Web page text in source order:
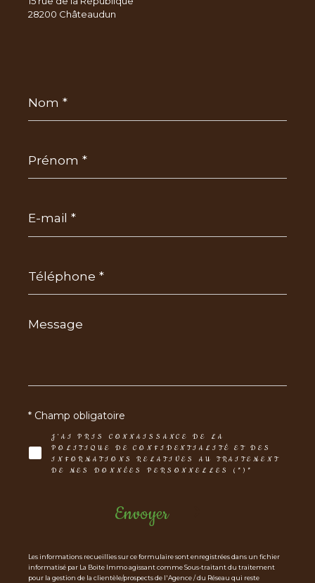
28200 Châteaudun
*
*
mail
*
Message
*
J'AI PRIS CONNAISSANCE DE LA
POLITIQUE DE CONFIDENTIALITÉ ET DES
INFORMATIONS RELATIVES AU TRAITEMENT
DE MES DONNÉES PERSONNELLES (*)*
* Champ obligatoire
Envoyer
Les informations recueillies sur ce formulaire sont enregistrées dans un fichier
informatisé par La Boite Immo agissant comme Sous-traitant du traitement
pour la gestion de la clientèle/prospects de l'Agence / du Réseau qui reste